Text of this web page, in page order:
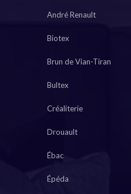
André Renault
Biotex
Brun de Vian-Tiran
Bultex
Créaliterie
Drouault
Ébac
Épéda